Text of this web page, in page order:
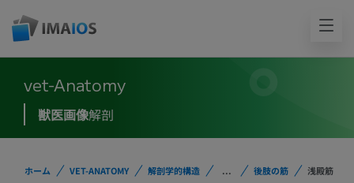
vet-Anatomy
獣医画像解剖
ホーム VET-ANATOMY 解剖学的構造 ... 後肢の筋 浅殿筋